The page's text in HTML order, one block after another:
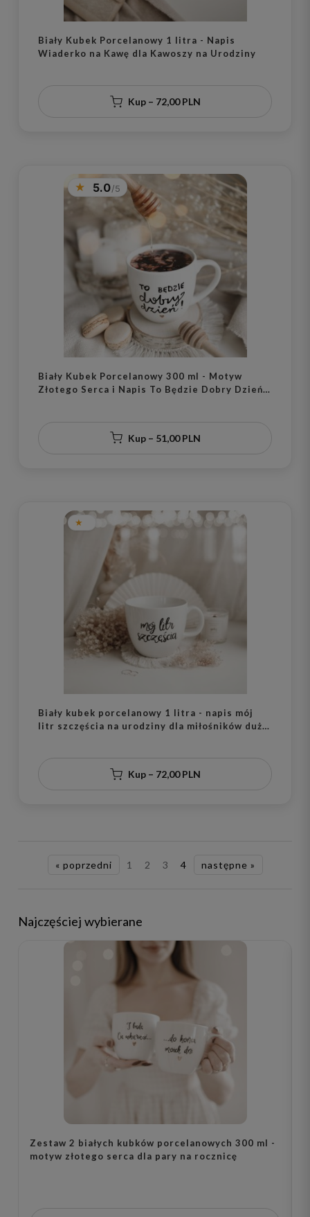
Biały Kubek Porcelanowy 1 litra - Napis
Wiaderko na Kawę dla Kawoszy na Urodziny
Kup – 72,00 PLN
5.0
Biały Kubek Porcelanowy 300 ml - Motyw
Złotego Serca i Napis To Będzie Dobry Dzień
Kup – 51,00 PLN
Biały kubek porcelanowy 1 litra - napis mój
litr szczęścia na urodziny dla miłośników dużej
Kup – 72,00 PLN
« poprzedni 1 2 3 4 następne »
Najczęściej wybierane
Zestaw 2 białych kubków porcelanowych 300 ml -
motyw złotego serca dla pary na rocznicę